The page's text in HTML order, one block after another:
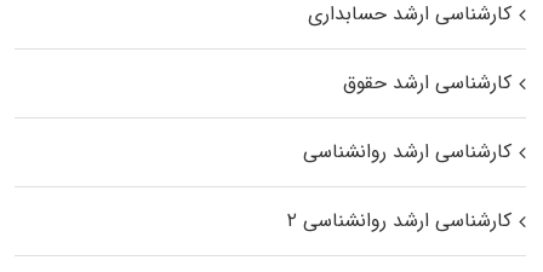
کارشناسی ارشد حسابداری
کارشناسی ارشد حقوق
کارشناسی ارشد روانشناسی
کارشناسی ارشد روانشناسی ۲